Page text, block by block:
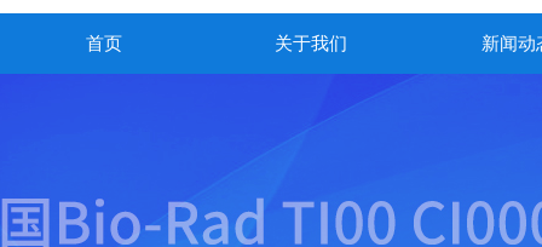
首页 关于我们 新闻动